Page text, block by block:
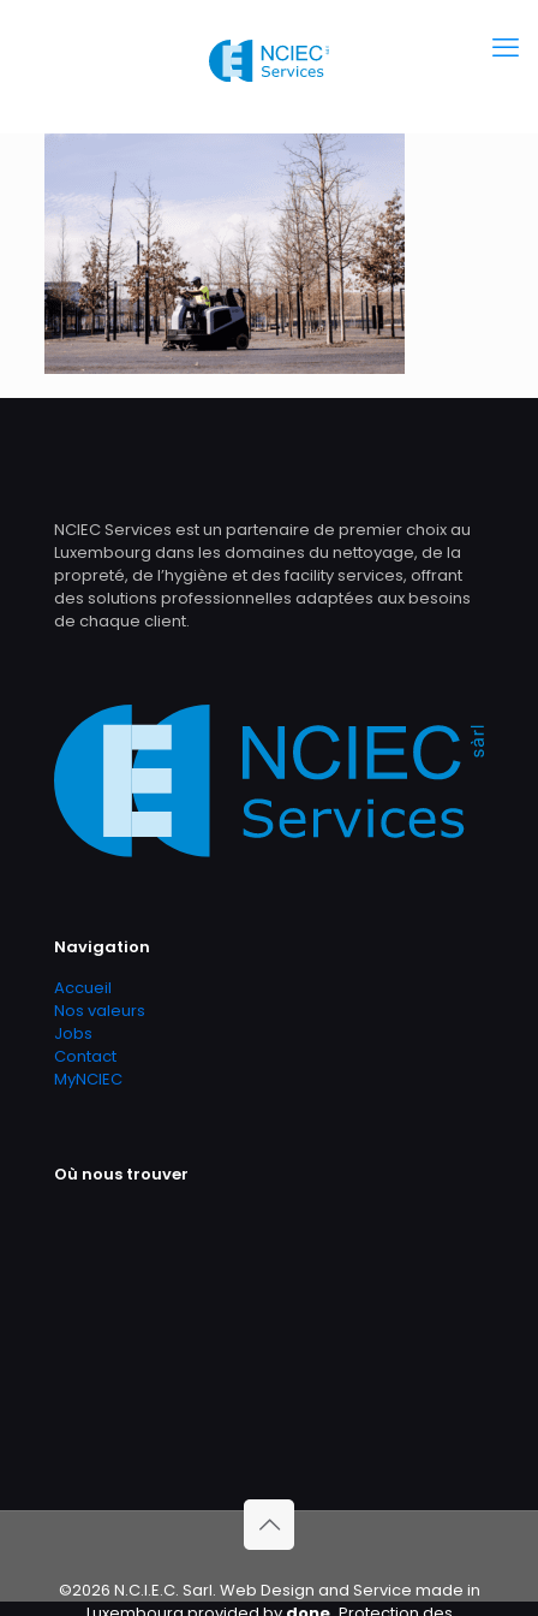
NCIEC Services est un partenaire de premier choix au
Luxembourg dans les domaines du nettoyage, de la
propreté, de l’hygiène et des facility services, offrant
des solutions professionnelles adaptées aux besoins
de chaque client.
Navigation
Accueil
Nos valeurs
Jobs
Contact
MyNCIEC
Où nous trouver
©2026 N.C.I.E.C. Sarl. Web Design and Service made in